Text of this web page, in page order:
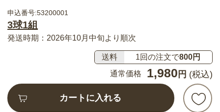
申込番号:53200001
3球1組
発送時期：2026年10月中旬より順次
送料 1回の注文で800円
通常価格
1,980 円 (税込)
カートに入れる